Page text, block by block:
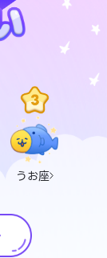
うお座